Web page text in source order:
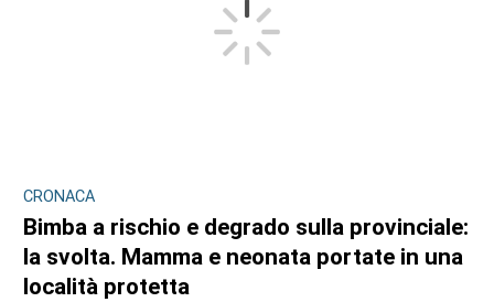
CRONACA
Bimba a rischio e degrado sulla provinciale:
la svolta. Mamma e neonata portate in una
località protetta